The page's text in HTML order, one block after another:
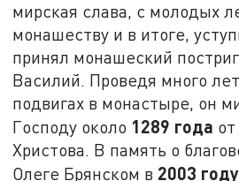
мирская слава, с молодых
монашеству и в итоге,
принял монашеский
Василий. Проведя много
подвигах в монастыре, он
Господу около 1289 года
Христова. В память о
Олеге Брянском в 2003 году